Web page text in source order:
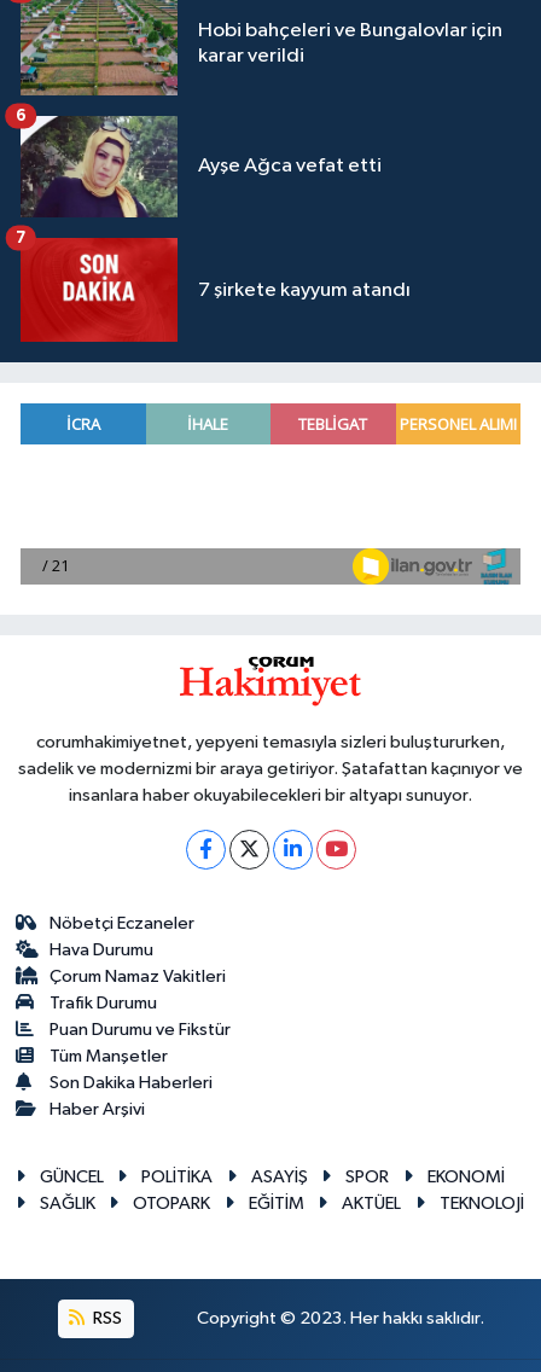
Hobi bahçeleri ve Bungalovlar için
karar verildi
Ayşe Ağca vefat etti
6
7 şirkete kayyum atandı
7
corumhakimiyetnet, yepyeni temasıyla sizleri buluştururken,
sadelik ve modernizmi bir araya getiriyor. Şatafattan kaçınıyor ve
insanlara haber okuyabilecekleri bir altyapı sunuyor.
Nöbetçi Eczaneler
Hava Durumu
Çorum Namaz Vakitleri
Trafik Durumu
Puan Durumu ve Fikstür
Tüm Manşetler
Son Dakika Haberleri
Haber Arşivi
GÜNCEL POLİTİKA ASAYİŞ SPOR
EKONOMİ
SAĞLIK
OTOPARK EĞİTİM AKTÜEL TEKNOLOJİ
RSS Copyright © 2023. Her hakkı saklıdır.